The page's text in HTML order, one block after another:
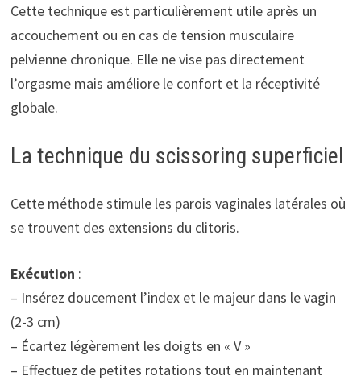
Cette technique est particulièrement utile après un
accouchement ou en cas de tension musculaire
pelvienne chronique. Elle ne vise pas directement
l’orgasme mais améliore le confort et la réceptivité
globale.
La technique du scissoring superficiel
Cette méthode stimule les parois vaginales latérales où
se trouvent des extensions du clitoris.
Exécution :
– Insérez doucement l’index et le majeur dans le vagin
(2-3 cm)
– Écartez légèrement les doigts en « V »
– Effectuez de petites rotations tout en maintenant